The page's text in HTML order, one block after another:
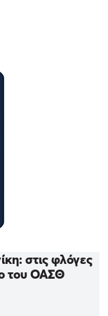
στις φλόγες
του ΟΑΣΘ